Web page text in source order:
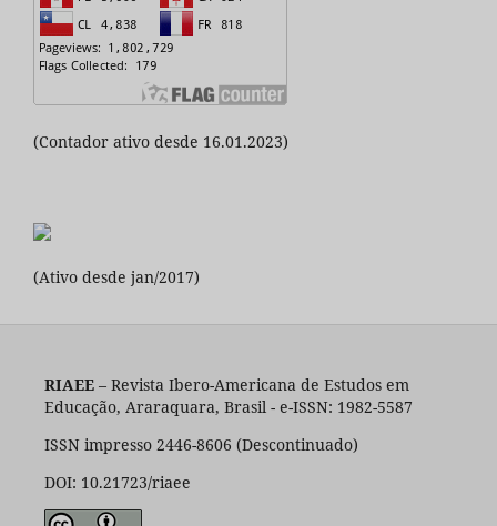
(Contador ativo desde 16.01.2023)
(Ativo desde jan/2017)
RIAEE– Revista Ibero-Americana de Estudos em
Educação, Araraquara, Brasil - e-ISSN: 1982-5587
ISSN impresso 2446-8606 (Descontinuado)
DOI: 10.21723/riaee